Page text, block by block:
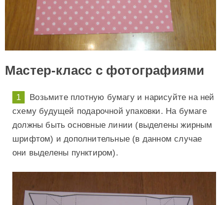
Мастер-класс с фотографиями
Возьмите плотную бумагу и нарисуйте на ней
схему будущей подарочной упаковки. На бумаге
должны быть основные линии (выделены жирным
шрифтом) и дополнительные (в данном случае
они выделены пунктиром).